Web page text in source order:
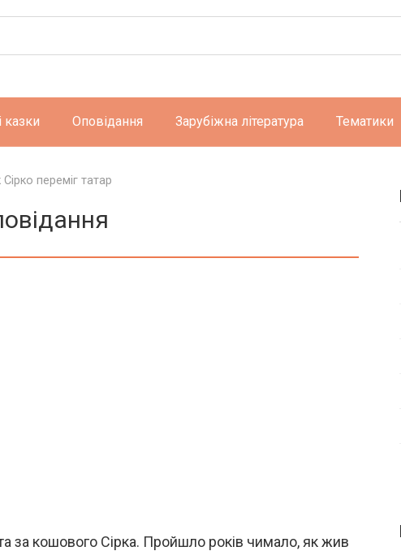
казки Оповідання Зарубіжна література Тематики
Сірко переміг татар
за кошового Сірка. Пройшло років чимало, як жив